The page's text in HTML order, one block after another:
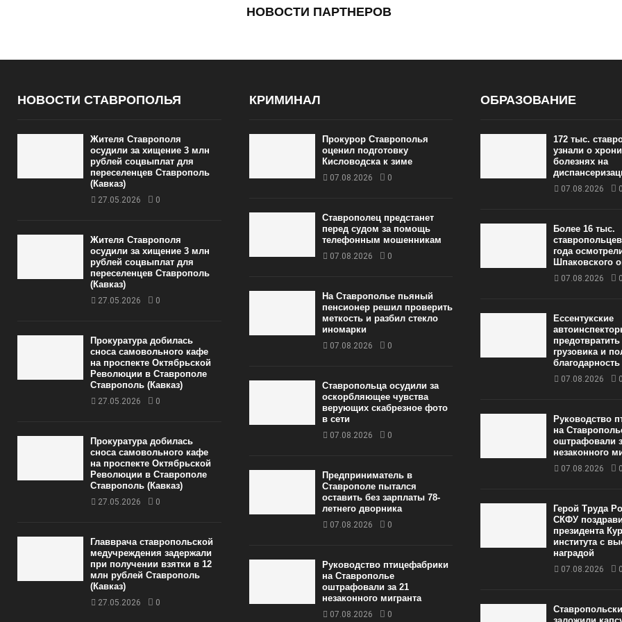
НОВОСТИ ПАРТНЕРОВ
НОВОСТИ СТАВРОПОЛЬЯ
Жителя Ставрополя
осудили за хищение 3 млн
рублей соцвыплат для
переселенцев Ставрополь
(Кавказ)
27.05.2026 0
Жителя Ставрополя
осудили за хищение 3 млн
рублей соцвыплат для
переселенцев Ставрополь
(Кавказ)
27.05.2026 0
Прокуратура добилась
сноса самовольного кафе
на проспекте Октябрьской
Революции в Ставрополе
Ставрополь (Кавказ)
27.05.2026 0
Прокуратура добилась
сноса самовольного кафе
на проспекте Октябрьской
Революции в Ставрополе
Ставрополь (Кавказ)
27.05.2026 0
Главврача ставропольской
медучреждения задержали
при получении взятки в 12
млн рублей Ставрополь
(Кавказ)
27.05.2026 0
КРИМИНАЛ
Прокурор Ставрополья
оценил подготовку
Кисловодска к зиме
07.08.2026 0
Ставрополец предстанет
перед судом за помощь
телефонным мошенникам
07.08.2026 0
На Ставрополье пьяный
пенсионер решил проверить
меткость и разбил стекло
иномарки
07.08.2026 0
Ставропольца осудили за
оскорбляющее чувства
верующих скабрезное фото
в сети
07.08.2026 0
Предприниматель в
Ставрополе пытался
оставить без зарплаты 78-
летнего дворника
07.08.2026 0
Руководство птицефабрики
на Ставрополье
оштрафовали за 21
незаконного мигранта
07.08.2026 0
ОБРАЗОВАНИЕ
172 тыс.
узнали о
болезнях на
07.08.2026
Более 16 тыс.
года
Шпаковского
07.08.2026
Ессентукские
грузовика и
07.08.2026
Руководство
на
оштрафовали
незаконного
07.08.2026
Герой Труда
СКФУ
президента
института с
наградой
07.08.2026